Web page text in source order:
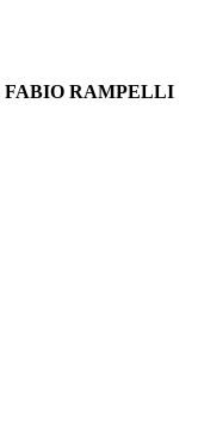
FABIO RAMPELLI